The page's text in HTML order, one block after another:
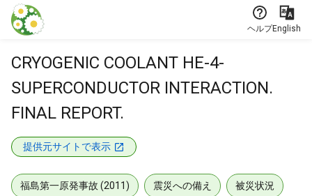
本文に飛ぶ
ヘルプEnglish
CRYOGENIC COOLANT HE-4-
SUPERCONDUCTOR INTERACTION.
FINAL REPORT.
提供元サイトで表示
福島第一原発事故 (2011) 震災への備え 被災状況